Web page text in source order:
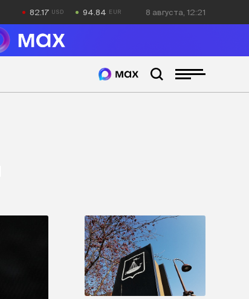
82.17 94.84 8 августа, 12:21